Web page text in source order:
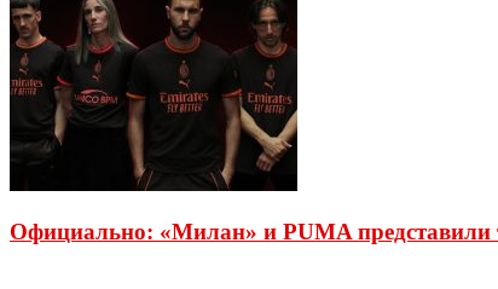
Официально: «Милан» и PUMA представили